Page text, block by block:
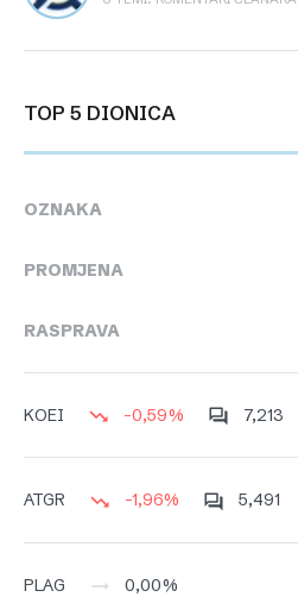
TOP 5 DIONICA
OZNAKA
PROMJENA
RASPRAVA
KOEI -0,59% 7,213
ATGR -1,96% 5,491
PLAG 0,00%